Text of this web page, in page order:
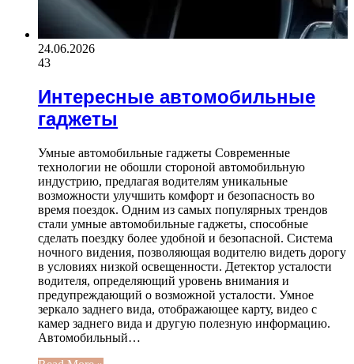
24.06.2026
43
Интересные автомобильные
гаджеты
Умные автомобильные гаджеты Современные
технологии не обошли стороной автомобильную
индустрию, предлагая водителям уникальные
возможности улучшить комфорт и безопасность во
время поездок. Одним из самых популярных трендов
стали умные автомобильные гаджеты, способные
сделать поездку более удобной и безопасной. Система
ночного видения, позволяющая водителю видеть дорогу
в условиях низкой освещенности. Детектор усталости
водителя, определяющий уровень внимания и
предупреждающий о возможной усталости. Умное
зеркало заднего вида, отображающее карту, видео с
камер заднего вида и другую полезную информацию.
Автомобильный…